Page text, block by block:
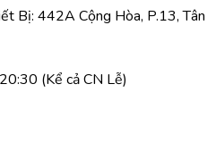
Bị: 442A Cộng Hòa, P.13, Tân
(Kể cả CN Lễ)